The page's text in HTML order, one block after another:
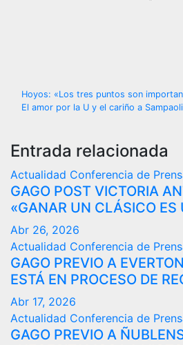
Navegación
entradas
Hoyos: «Los tres puntos son
El amor por la U y el cariño a Sampaoli
Entrada relacionada
Actualidad Conferencia de
GAGO POST VICTORIA
«GANAR UN CLÁSICO ES
Abr 26, 2026
Actualidad Conferencia de
GAGO PREVIO A
ESTÁ EN PROCESO DE
Abr 17, 2026
Actualidad Conferencia de
GAGO PREVIO A